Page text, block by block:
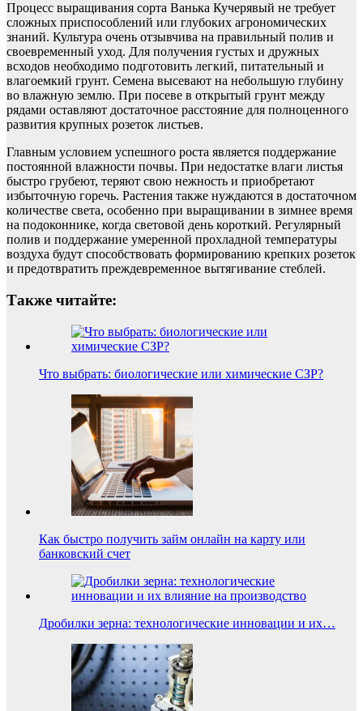
Процесс выращивания сорта Ванька Кучерявый не требует
сложных приспособлений или глубоких агрономических
знаний. Культура очень отзывчива на правильный полив и
своевременный уход. Для получения густых и дружных
всходов необходимо подготовить легкий, питательный и
влагоемкий грунт. Семена высевают на небольшую глубину
во влажную землю. При посеве в открытый грунт между
рядами оставляют достаточное расстояние для полноценного
развития крупных розеток листьев.
Главным условием успешного роста является поддержание
постоянной влажности почвы. При недостатке влаги листья
быстро грубеют, теряют свою нежность и приобретают
избыточную горечь. Растения также нуждаются в достаточном
количестве света, особенно при выращивании в зимнее время
на подоконнике, когда световой день короткий. Регулярный
полив и поддержание умеренной прохладной температуры
воздуха будут способствовать формированию крепких розеток
и предотвратить преждевременное вытягивание стеблей.
Также читайте:
Что выбрать: биологические или химические СЗР?
Как быстро получить займ онлайн на карту или
банковский счет
Дробилки зерна: технологические инновации и их…